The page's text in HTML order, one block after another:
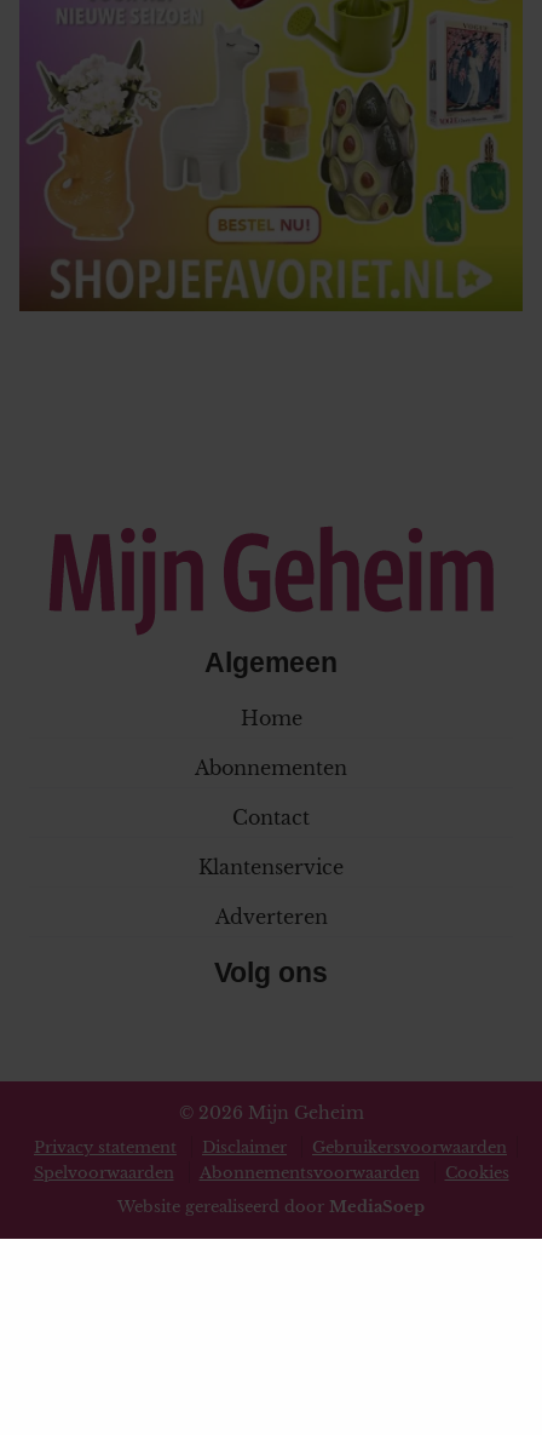
Algemeen
Home
Abonnementen
Contact
Klantenservice
Adverteren
Volg ons
© 2026 Mijn Geheim
Privacy statement Disclaimer
Gebruikersvoorwaarden
Spelvoorwaarden
Abonnementsvoorwaarden
Cookies
Website gerealiseerd door MediaSoep